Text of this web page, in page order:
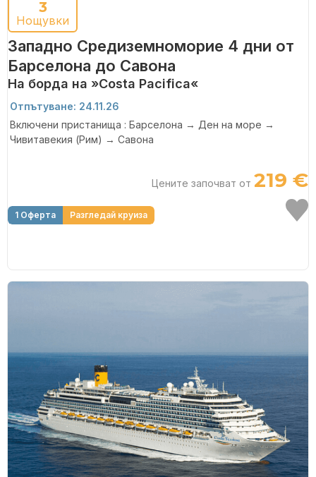
3
Нощувки
Западно Средиземноморие 4 дни от
Барселона до Савона
На борда на »Costa Pacifica«
Отпътуване: 24.11.26
Включени пристанища : Барселона → Ден на море →
Чивитавекия (Рим) → Савона
Цените започват от 219 €
1 Оферта Разгледай круиза